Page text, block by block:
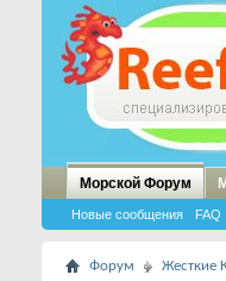
Морской Форум
Новые сообщения FAQ
Форум Жесткие